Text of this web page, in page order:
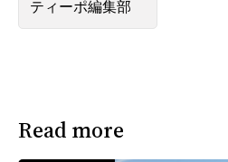
ティーポ編集部
Read more